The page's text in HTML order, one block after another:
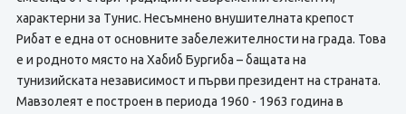
характерни за Тунис. Несъмнено внушителната крепост
Рибат е една от основните забележителности на градa. Това
е и родното място на Хабиб Бургиба – бащата на
тунизийската независимост и първи президент на страната.
Мавзолеят е построен в периода 1960 - 1963 година в